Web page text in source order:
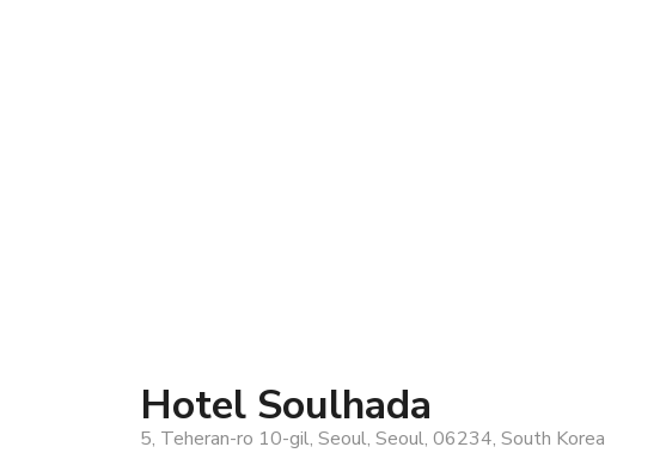
Hotel Soulhada
5, Teheran-ro 10-gil, Seoul, Seoul, 06234, South Korea